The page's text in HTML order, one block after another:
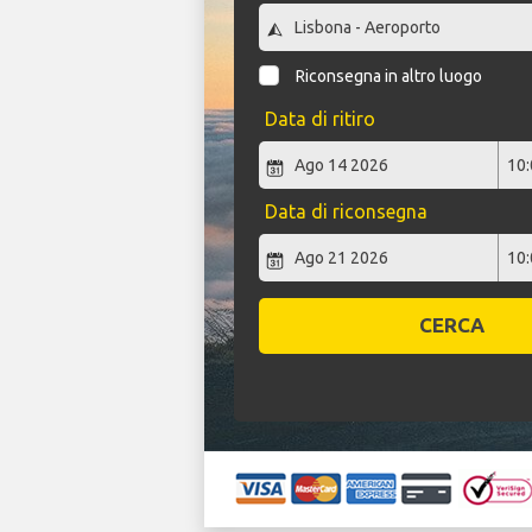
Riconsegna in altro luogo
Data di ritiro
Data di riconsegna
CERCA